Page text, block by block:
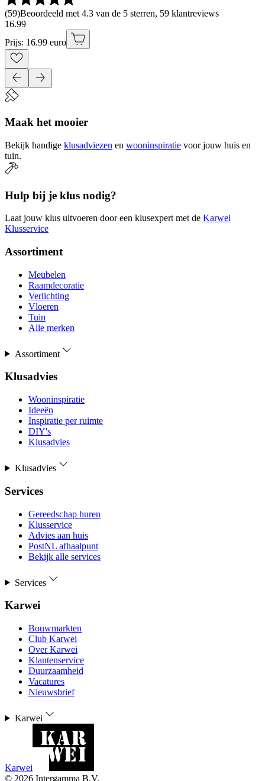
(59)Beoordeeld met 4.3 van de 5 sterren, 59 klantreviews
16.99
Prijs: 16.99 euro
Maak het mooier
Bekijk handige klusadviezen en wooninspiratie voor jouw huis en
tuin.
Hulp bij je klus nodig?
Laat jouw klus uitvoeren door een klusexpert met de Karwei
Klusservice
Assortiment
Meubelen
Raamdecoratie
Verlichting
Vloeren
Tuin
Alle merken
Assortiment
Klusadvies
Wooninspiratie
Ideeën
Inspiratie per ruimte
DIY's
Klusadvies
Klusadvies
Services
Gereedschap huren
Klusservice
Advies aan huis
PostNL afhaalpunt
Bekijk alle services
Services
Karwei
Bouwmarkten
Club Karwei
Over Karwei
Klantenservice
Duurzaamheid
Vacatures
Nieuwsbrief
Karwei
Karwei
© 2026 Intergamma B.V.